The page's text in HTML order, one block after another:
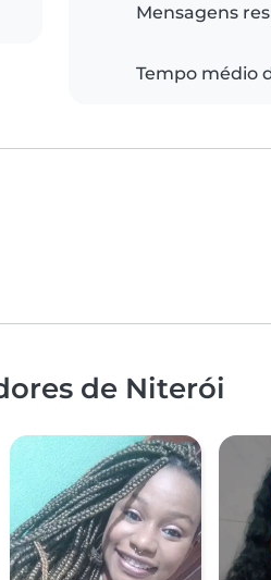
Mensagens
Tempo médio
de Niterói